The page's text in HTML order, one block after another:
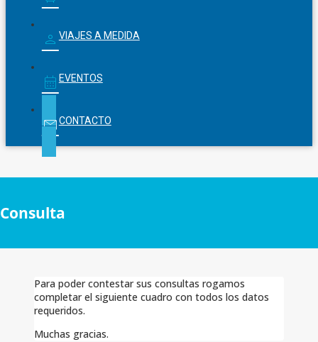
VIAJES A MEDIDA
EVENTOS
CONTACTO
Consulta
Para poder contestar sus consultas rogamos
completar el siguiente cuadro con todos los datos
requeridos.
Muchas gracias.